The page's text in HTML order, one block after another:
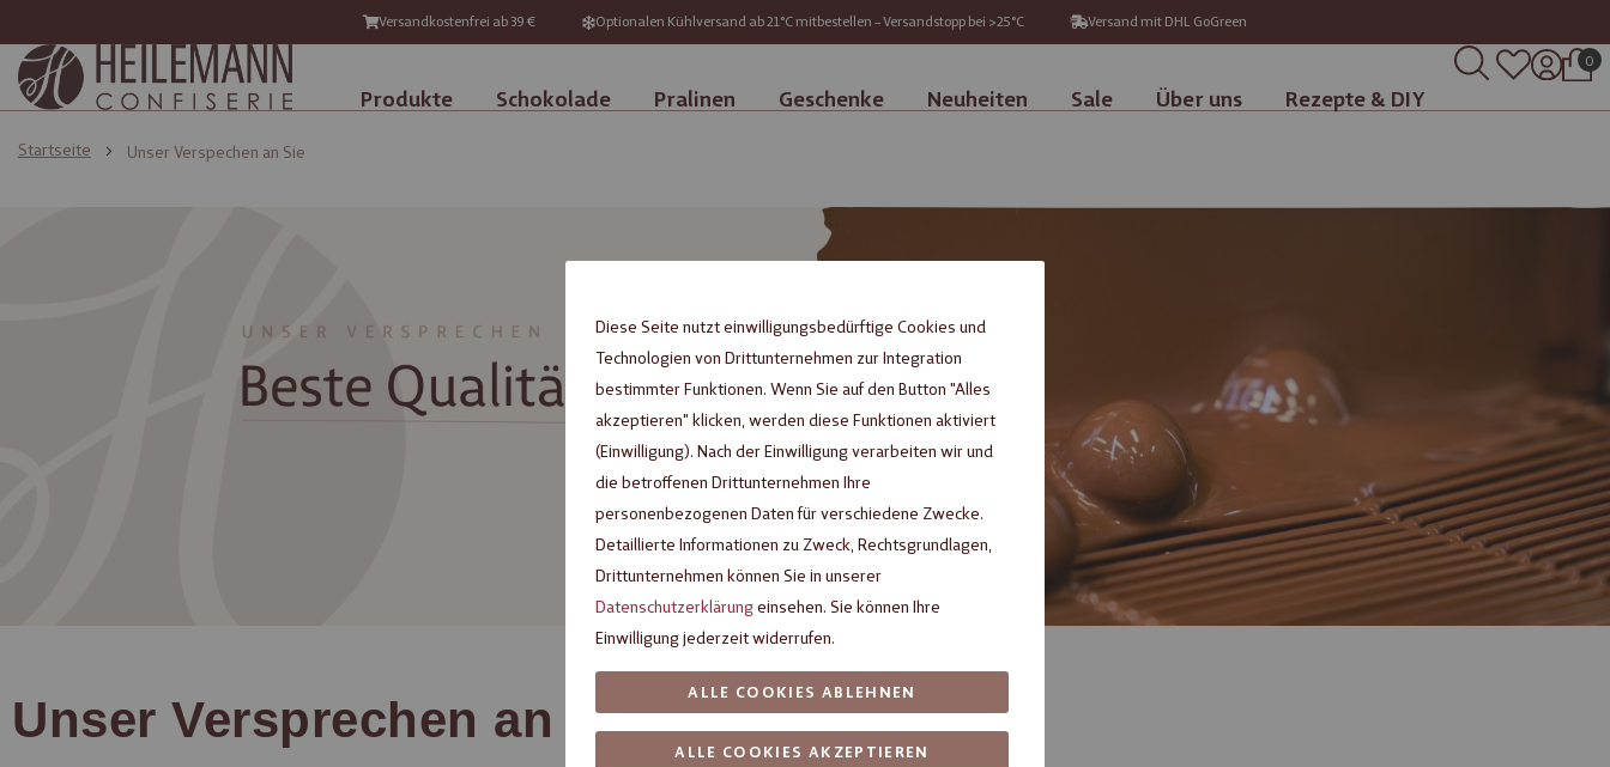
Versandkostenfrei ab 39 € Optionalen Kühlversand ab 21°C mitbestellen – Versandstopp bei >25°C Versand mit DHL GoGreen
Produkte Schokolade Pralinen Geschenke Neuheiten Sale Über uns Rezepte & DIY
0
Startseite Unser Verspechen an Sie
Unser Versprechen an Sie
Diese Seite nutzt einwilligungsbedürftige Cookies und
Technologien von Drittunternehmen zur Integration
bestimmter Funktionen. Wenn Sie auf den Button "Alles
akzeptieren" klicken, werden diese Funktionen aktiviert
(Einwilligung). Nach der Einwilligung verarbeiten wir und
die betroffenen Drittunternehmen Ihre
personenbezogenen Daten für verschiedene Zwecke.
Detaillierte Informationen zu Zweck, Rechtsgrundlagen,
Drittunternehmen können Sie in unserer
Datenschutzerklärungeinsehen. Sie können Ihre
Einwilligung jederzeit widerrufen.
ALLE COOKIES AKZEPTIEREN
ALLE COOKIES ABLEHNEN